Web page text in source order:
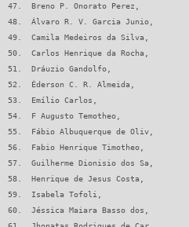
47.  Breno P. Onorato Perez,
48.  Álvaro R. V. Garcia Junio,
49.  Camila Medeiros da Silva,
50.  Carlos Henrique da Rocha,
51.  Dráuzio Gandolfo,
52.  Éderson C. R. Almeida,
53.  Emílio Carlos,
54.  F Augusto Temotheo,
55.  Fábio Albuquerque de Oliv,
56.  Fabio Henrique Timotheo,
57.  Guilherme Dionisio dos Sa,
58.  Henrique de Jesus Costa,
59.  Isabela Tofoli,
60.  Jéssica Maiara Basso dos,